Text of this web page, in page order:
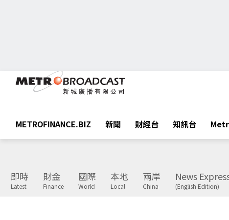
METROFINANCE.BIZ 新聞 財經台 知訊台
即時
Latest
財金
Finance
國際
World
本地
Local
兩岸
China
News
(English Edition)